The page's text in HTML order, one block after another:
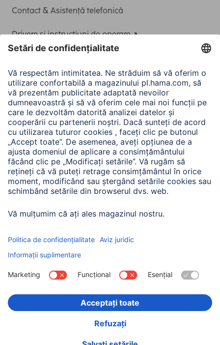
Contact & Asistență telefonică
Drivere și instrucțiuni de operare
A.N.P.C.
A.N.P.C. SAL
Companie
Istoria companiei
Hama Mondial
Alege ţara
Confidențialitate și securitate
Condiții de garanție
Declarație de accesibilitate